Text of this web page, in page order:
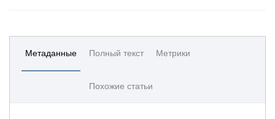
Метаданные Полный текст Метрики
Похожие статьи